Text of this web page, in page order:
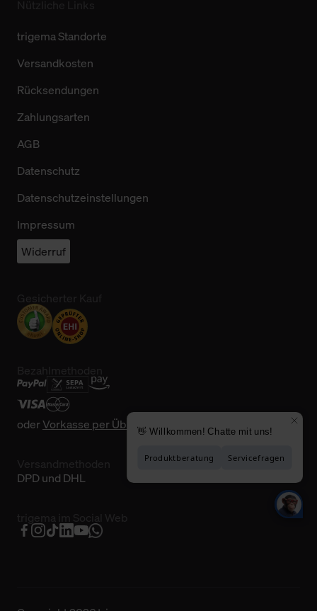
trigema Standorte
Versandkosten
Rücksendungen
Zahlungsarten
AGB
Datenschutz
Datenschutzeinstellungen
Impressum
Widerruf
oderVorkasse per Überweisung
DPD und DHL